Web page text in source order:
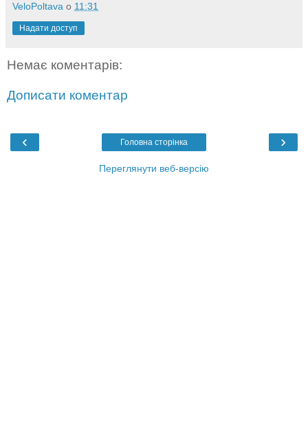
VeloPoltava о 11:31
Надати доступ
Немає коментарів:
Дописати коментар
‹ ›
Головна сторінка
Переглянути веб-версію